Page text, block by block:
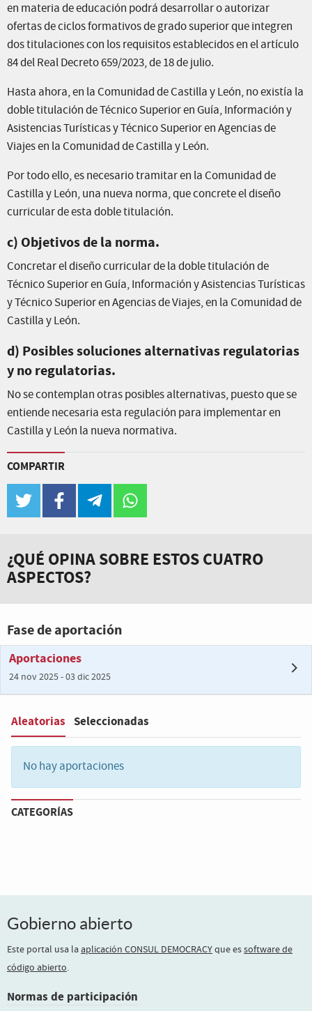
en materia de educación podrá desarrollar o autorizar
ofertas de ciclos formativos de grado superior que integren
dos titulaciones con los requisitos establecidos en el artículo
84 del Real Decreto 659/2023, de 18 de julio.
Hasta ahora, en la Comunidad de Castilla y León, no existía la
doble titulación de Técnico Superior en Guía, Información y
Asistencias Turísticas y Técnico Superior en Agencias de
Viajes en la Comunidad de Castilla y León.
Por todo ello, es necesario tramitar en la Comunidad de
Castilla y León, una nueva norma, que concrete el diseño
curricular de esta doble titulación.
c) Objetivos de la norma.
Concretar el diseño curricular de la doble titulación de
Técnico Superior en Guía, Información y Asistencias Turísticas
y Técnico Superior en Agencias de Viajes, en la Comunidad de
Castilla y León.
d) Posibles soluciones alternativas regulatorias
y no regulatorias.
No se contemplan otras posibles alternativas, puesto que se
entiende necesaria esta regulación para implementar en
Castilla y León la nueva normativa.
COMPARTIR
twitter facebook telegram
¿QUÉ OPINA SOBRE ESTOS CUATRO
ASPECTOS?
Fase de aportación
Aportaciones
24 nov 2025 - 03 dic 2025
Filter:
Aleatorias Seleccionadas
No hay aportaciones
CATEGORÍAS
Gobierno abierto
Este portal usa la aplicación CONSUL DEMOCRACYque essoftware de
código abierto.
Normas de participación